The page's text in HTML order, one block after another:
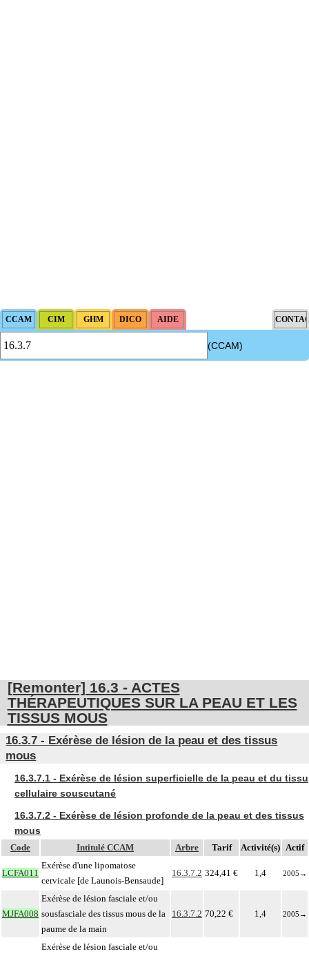
(CCAM)
[Remonter] 16.3 - ACTES
THÉRAPEUTIQUES SUR LA PEAU ET LES
TISSUS MOUS
16.3.7 - Exérèse de lésion de la peau et des tissus
mous
16.3.7.1 - Exérèse de lésion superficielle de la peau et du tissu
cellulaire souscutané
16.3.7.2 - Exérèse de lésion profonde de la peau et des tissus
mous
Code Intitulé CCAM Arbre Tarif Activité(s) Actif
LCFA011
Exérèse d'une lipomatose
cervicale [de Launois-Bensaude]
16.3.7.2 324,41 € 1,4 2005 →
MJFA008
Exérèse de lésion fasciale et/ou
sousfasciale des tissus mous de la
paume de la main
16.3.7.2 70,22 € 1,4 2005 →
Exérèse de lésion fasciale et/ou